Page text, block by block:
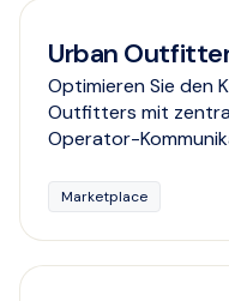
Urban
Optimieren Sie den
Outfitters mit
Operator-
Marketplace